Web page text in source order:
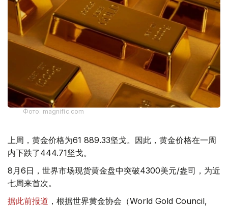
Фото: magnific.com
上周，黄金价格为61 889.33坚戈。因此，黄金价格在一周
内下跌了444.71坚戈。
8月6日，世界市场现货黄金盘中突破4300美元/盎司，为近
七周来首次。
据此前报道 ，根据世界黄金协会（World Gold Council,